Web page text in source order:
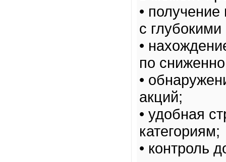
•
с
•
по
•
акций;
• удобная
категориям;
• контроль